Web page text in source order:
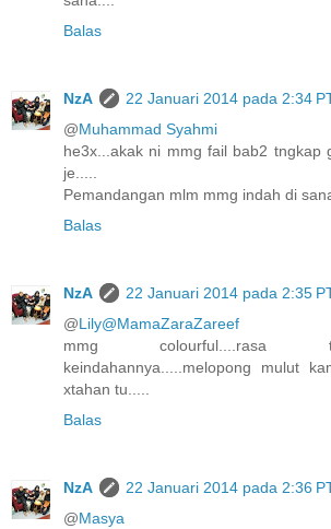
Balas
NzA
22 Januari 2014 pada 2:34
@Muhammad Syahmi
he3x...akak ni mmg fail bab2 tngkap
je.....
Pemandangan mlm mmg indah di
Balas
NzA
22 Januari 2014 pada 2:35
@Lily@MamaZaraZareef
mmg colourful....rasa
keindahannya.....melopong mulut
xtahan tu.....
Balas
NzA
22 Januari 2014 pada 2:36
@Masya